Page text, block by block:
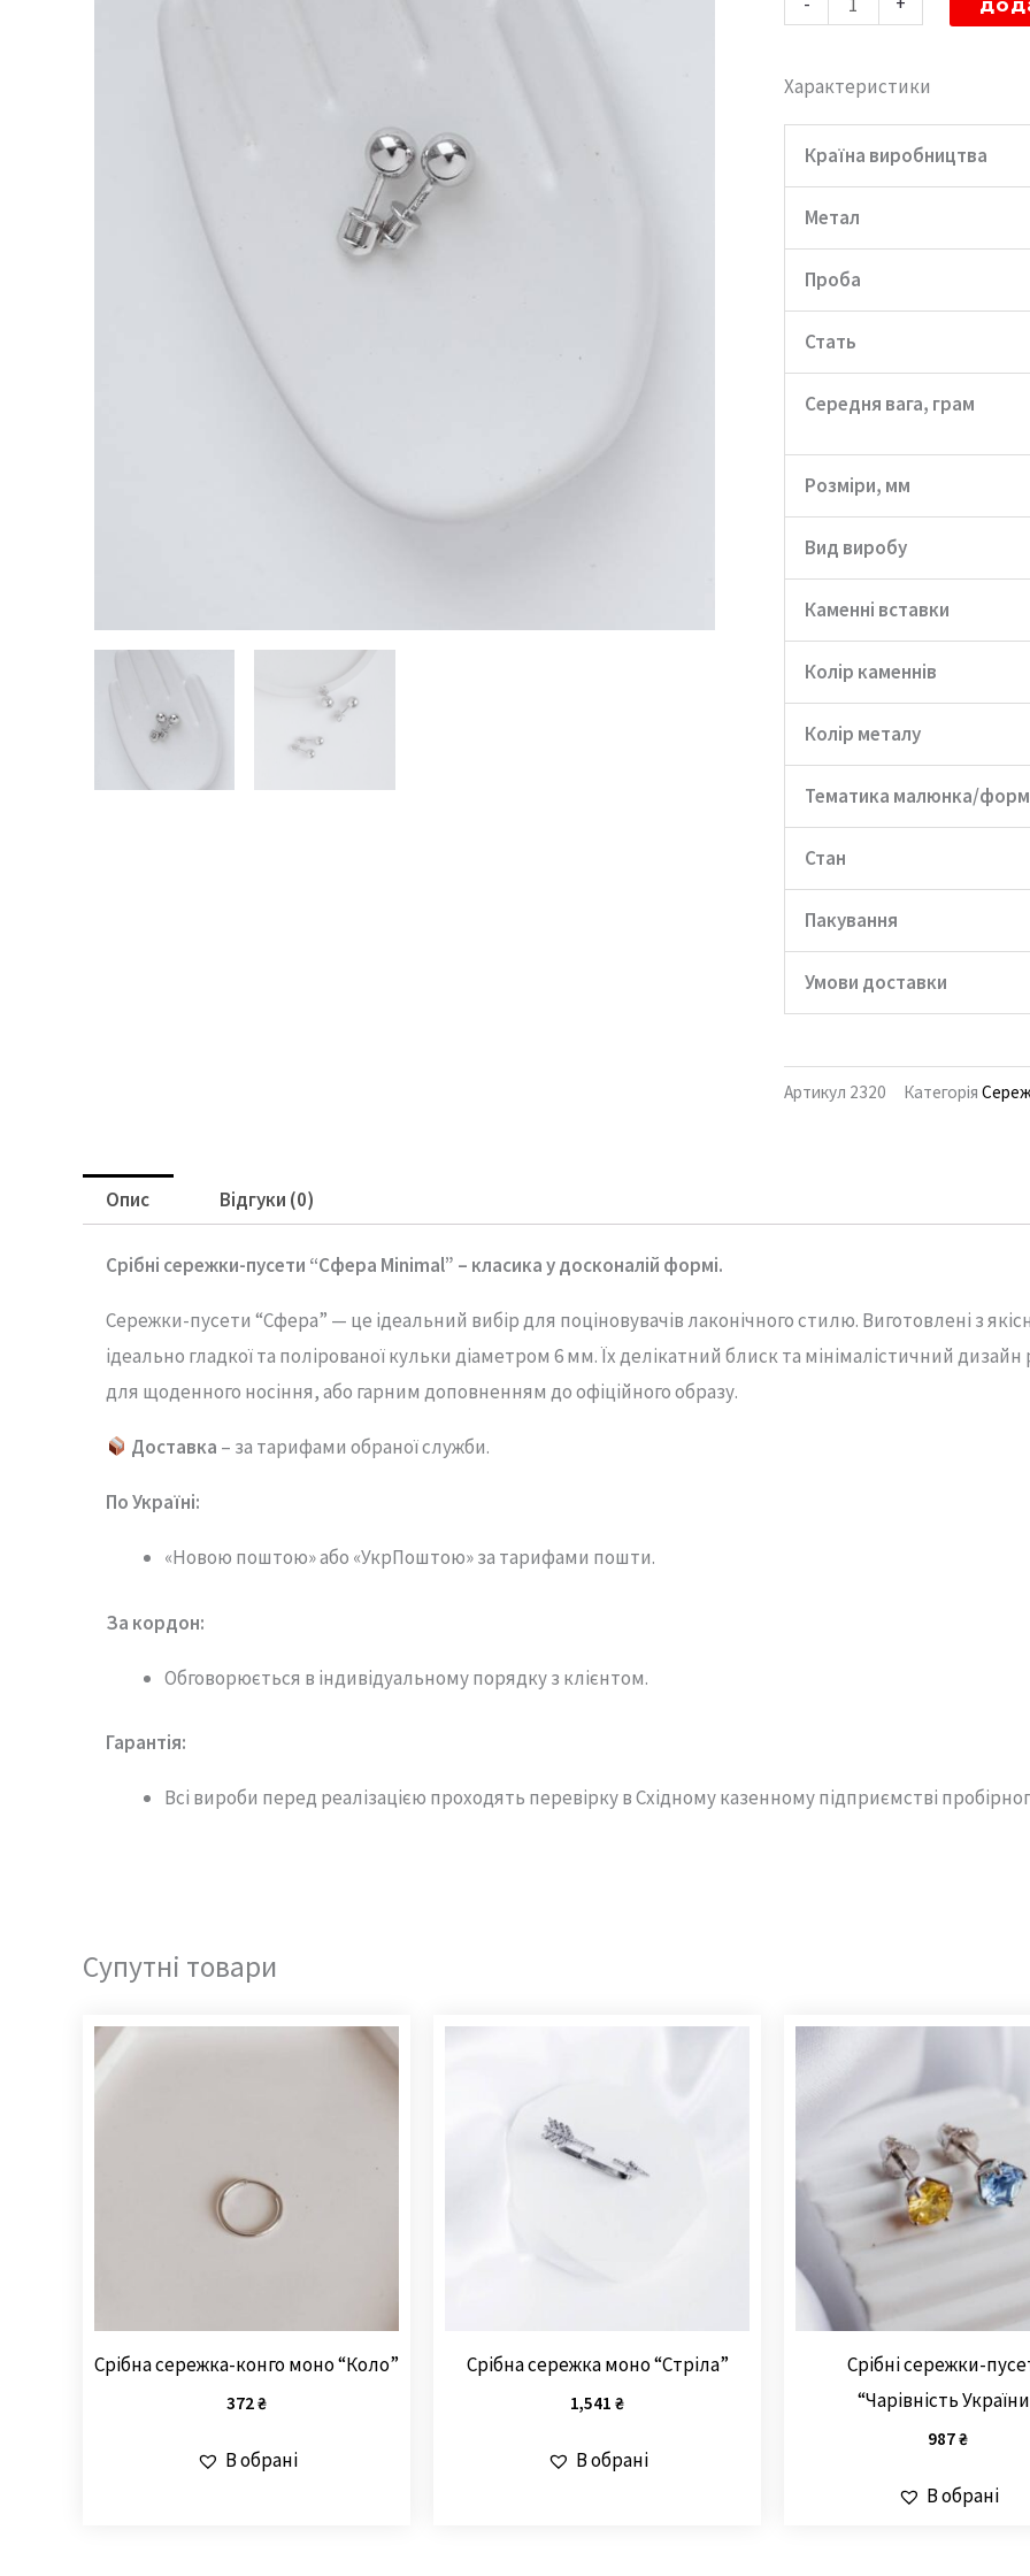
пусети
Minimal"
кількість
Характеристики
Країна виробництва
Метал
Проба
Стать
Середня вага, грам
Розміри, мм
Вид виробу
Каменні вставки
Колір каменнів
Колір металу
Тематика малюнка/
Стан
Пакування
Умови доставки
Артикул 2320 Категорія
Опис Відгуки (0)
Срібні сережки-пусети “Сфера Minimal” – класикаудосконалій формі.
Сережки-пусети “Сфера” — це ідеальний вибірдля поціновувачівлаконічногостилю. Виготовлені з
ідеально гладкоїта полірованоїкульки діаметром 6мм.Їхделікатний блискта мінімалістичний дизайн
для щоденного носіння,або гарним доповненням доофіційногообразу.
Доставка – за тарифами обраної служби.
По Україні:
«Новою поштою» або «УкрПоштою» за тарифами пошти.
За кордон:
Обговорюється в індивідуальному порядку з клієнтом.
Гарантія:
Всі вироби перед реалізацією проходять перевірку в Східному казенному підприємстві
Супутні товари
Срібна сережка-конго моно “Коло”
372₴
В обрані
Срібна сережка моно “Стріла”
1,541 ₴
В обрані
Срібні сережки-
“Чарівність
987₴
В обрані